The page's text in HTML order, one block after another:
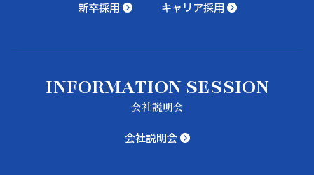
新卒採用 キャリア採用
INFORMATION SESSION
会社説明会
会社説明会